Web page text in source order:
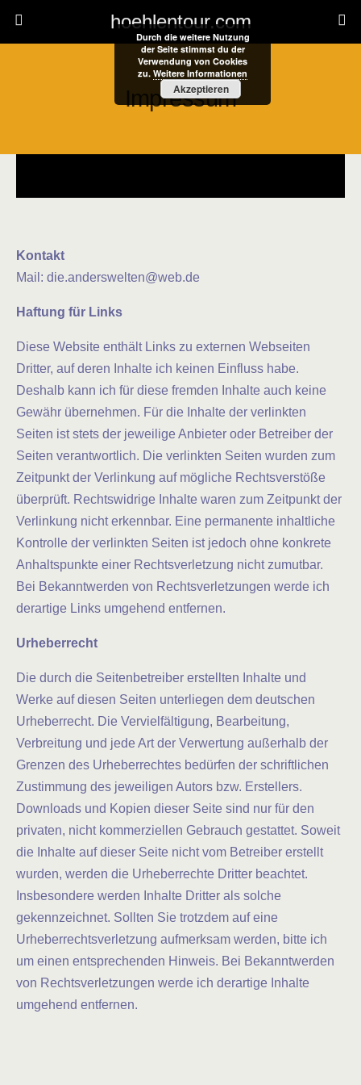
hoehlentour.com
Impressum
Kontakt
Mail: die.anderswelten@web.de
Haftung für Links
Diese Website enthält Links zu externen Webseiten
Dritter, auf deren Inhalte ich keinen Einfluss habe.
Deshalb kann ich für diese fremden Inhalte auch keine
Gewähr übernehmen. Für die Inhalte der verlinkten
Seiten ist stets der jeweilige Anbieter oder Betreiber der
Seiten verantwortlich. Die verlinkten Seiten wurden zum
Zeitpunkt der Verlinkung auf mögliche Rechtsverstöße
überprüft. Rechtswidrige Inhalte waren zum Zeitpunkt der
Verlinkung nicht erkennbar. Eine permanente inhaltliche
Kontrolle der verlinkten Seiten ist jedoch ohne konkrete
Anhaltspunkte einer Rechtsverletzung nicht zumutbar.
Bei Bekanntwerden von Rechtsverletzungen werde ich
derartige Links umgehend entfernen.
Urheberrecht
Die durch die Seitenbetreiber erstellten Inhalte und
Werke auf diesen Seiten unterliegen dem deutschen
Urheberrecht. Die Vervielfältigung, Bearbeitung,
Verbreitung und jede Art der Verwertung außerhalb der
Grenzen des Urheberrechtes bedürfen der schriftlichen
Zustimmung des jeweiligen Autors bzw. Erstellers.
Downloads und Kopien dieser Seite sind nur für den
privaten, nicht kommerziellen Gebrauch gestattet. Soweit
die Inhalte auf dieser Seite nicht vom Betreiber erstellt
wurden, werden die Urheberrechte Dritter beachtet.
Insbesondere werden Inhalte Dritter als solche
gekennzeichnet. Sollten Sie trotzdem auf eine
Urheberrechtsverletzung aufmerksam werden, bitte ich
um einen entsprechenden Hinweis. Bei Bekanntwerden
von Rechtsverletzungen werde ich derartige Inhalte
umgehend entfernen.
Durch die weitere Nutzung
der Seite stimmst du der
Verwendung von Cookies
zu. Weitere Informationen
Akzeptieren